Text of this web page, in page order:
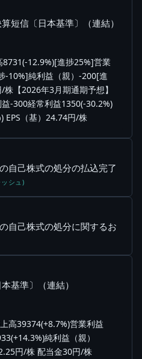
短信〔日本基準〕（連結）
8731(-12.9%)[進捗25%]営業
-10%]純利益（親）-200[進
【2026年3月期通期予想】
-300経常利益1350(-30.2%)
EPS（基）24.74円/株
自己株式の処分の払込完了
シュ)
自己株式の処分に関するお
基準〕（連結）
高39374(+8.7%)営業利益
純利益（親）
円/株 配当金30円/株